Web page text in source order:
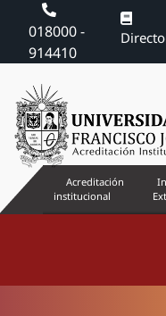
018000 -
914410
Acreditación
institucional